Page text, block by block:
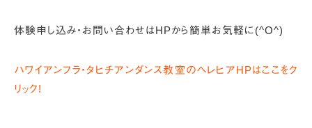
体験申し込み・お問い合わせはHPから簡単お気軽に(^O^)
ハワイアンフラ・タヒチアンダンス教室のヘレヒアHPはここをク
リック!